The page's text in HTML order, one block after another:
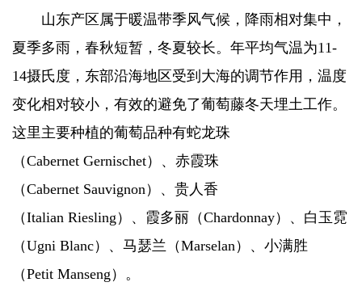
山东产区属于暖温带季风气候，降雨相对集中，
夏季多雨，春秋短暂，冬夏较长。年平均气温为11-
14摄氏度，东部沿海地区受到大海的调节作用，温度
变化相对较小，有效的避免了葡萄藤冬天埋土工作。
这里主要种植的葡萄品种有蛇龙珠
（Cabernet Gernischet）、赤霞珠
（Cabernet Sauvignon）、贵人香
（Italian Riesling）、霞多丽（Chardonnay）、白玉霓
（Ugni Blanc）、马瑟兰（Marselan）、小满胜
（Petit Manseng）。